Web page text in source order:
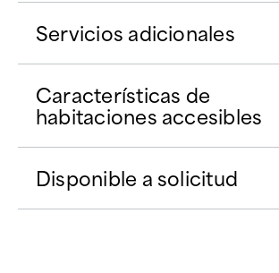
Servicios adicionales
Características de
habitaciones accesibles
Disponible a solicitud